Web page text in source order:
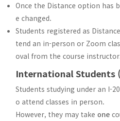
Once the Distance option has
e changed.
Students registered as
tend an in-person or Zoom
oval from the course
International Students
Students studying under an I-
o attend classes in person.
However, they may take one